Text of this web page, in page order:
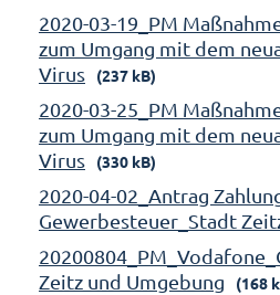
2020-03-19_PM
zum Umgang mit dem
Virus
(237 kB)
2020-03-25_PM
zum Umgang mit dem
Virus
(330 kB)
2020-04-02_Antrag
Gewerbesteuer_Stadt
Zeitz und Umgebung
(168